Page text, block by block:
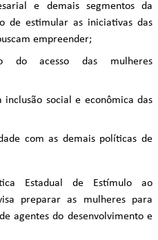
e demais segmentos da
de estimular as iniciativas das
empreender;
do acesso das mulheres
inclusão social e econômica das
com as demais políticas de
Estadual de Estímulo ao
preparar as mulheres para
agentes do desenvolvimento e